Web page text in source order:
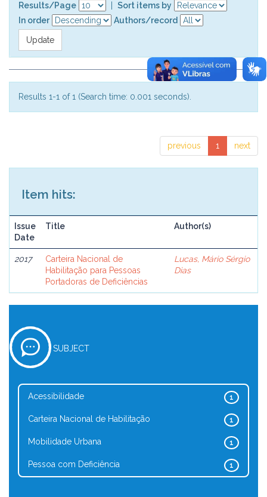
Results/Page
Sort items by
In order
Authors/record
Results 1-1 of 1 (Search time: 0.001 seconds).
previous 1 next
Item hits:
Issue
Date
Title Author(s)
2017
Carteira Nacional de
Habilitação para Pessoas
Portadoras de Deficiências
Lucas, Mário Sérgio
Dias
SUBJECT
1
Acessibilidade
1
Carteira Nacional de Habilitação
1
Mobilidade Urbana
1
Pessoa com Deficiência